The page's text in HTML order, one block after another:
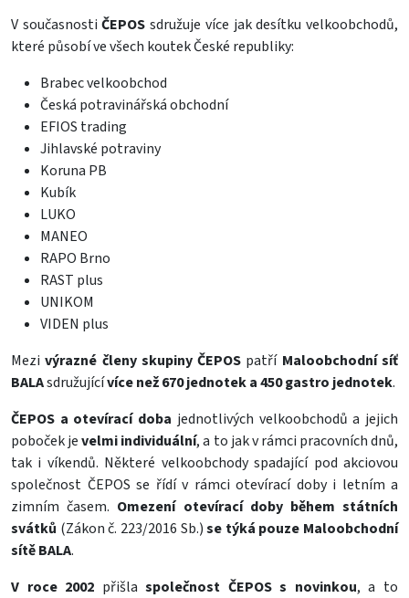
V současnostiČEPOSsdružuje více jak desítku velkoobchodů,
které působí ve všech koutek České republiky:
Brabec velkoobchod
Česká potravinářská obchodní
EFIOS trading
Jihlavské potraviny
Koruna PB
Kubík
LUKO
MANEO
RAPO Brno
RAST plus
UNIKOM
VIDEN plus
Mezi výrazné členy skupiny ČEPOS patří Maloobchodní síť
BALAsdružujícívíce než 670 jednotek a 450 gastro jednotek.
ČEPOS a otevírací doba jednotlivých velkoobchodů a jejich
poboček jevelmi individuální, a to jak v rámci pracovních dnů,
tak i víkendů. Některé velkoobchody spadající pod akciovou
společnost ČEPOS se řídí v rámci otevírací doby i letním a
zimním časem. Omezení otevírací doby během státních
svátků (Zákon č. 223/2016 Sb.)se týká pouze Maloobchodní
sítě BALA.
V roce 2002 přišlaspolečnost ČEPOS s novinkou, a to